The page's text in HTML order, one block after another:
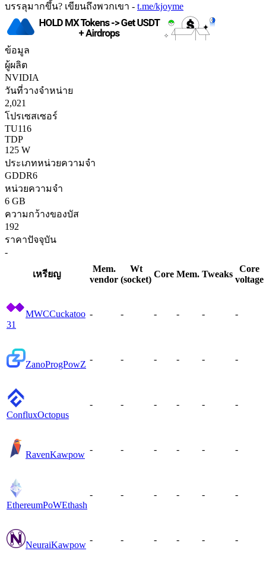
บรรลุมากขึ้น? เขียนถึงพวกเขา - t.me/kjoyme
ข้อมูล
ผู้ผลิต
NVIDIA
วันที่วางจำหน่าย
2,021
โปรเซสเซอร์
TU116
TDP
125 W
ประเภทหน่วยความจำ
GDDR6
หน่วยความจำ
6 GB
ความกว้างของบัส
192
ราคาปัจจุบัน
-
เหรียญ
Mem.
vendor
Wt
(socket)
Core Mem. Tweaks
Core
voltage
MWCCuckatoo
31
- - - - - -
ZanoProgPowZ
- - - - - -
ConfluxOctopus
- - - - - -
RavenKawpow
- - - - - -
EthereumPoWEthash
- - - - - -
NeuraiKawpow
- - - - - -